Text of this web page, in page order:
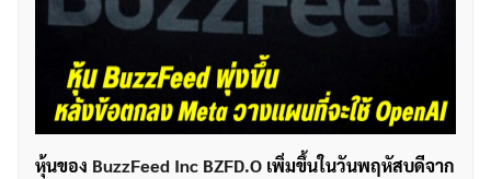
หุ้นของ BuzzFeed Inc BZFD.O เพิ่มขึ้นในวันพฤหัสบดีจาก